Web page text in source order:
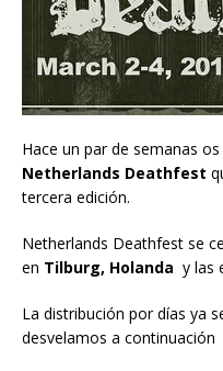
Hace un par de semanas
Netherlands Deathfest
tercera edición.
Netherlands Deathfest se
en Tilburg, Holanda y las
La distribución por días ya
desvelamos a continuación